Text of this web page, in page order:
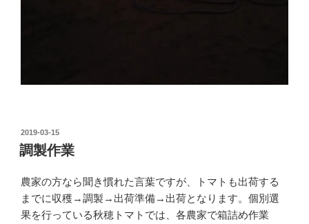
投
稿
日:
2019-03-15
調製作業
農家の方なら聞き慣れた言葉ですが、トマトも出荷する
までに収穫→調製→出荷準備→出荷となります。個別選
果を行っている秋穂トマトでは、各農家で箱詰め作業